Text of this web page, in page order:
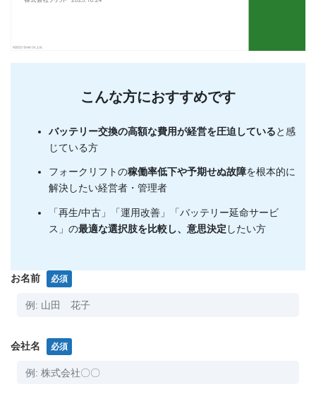
こんな方におすすめです
バッテリー交換の高額な費用が経営を圧迫していると感
じている方
フォークリフトの稼働率低下や予期せぬ故障を根本的に
解決したい経営者・管理者
「再生/中古」「運用改善」「バッテリー延命サービ
ス」の最適な選択肢を比較し、意思決定 したい方
お名前 必須
会社名 必須